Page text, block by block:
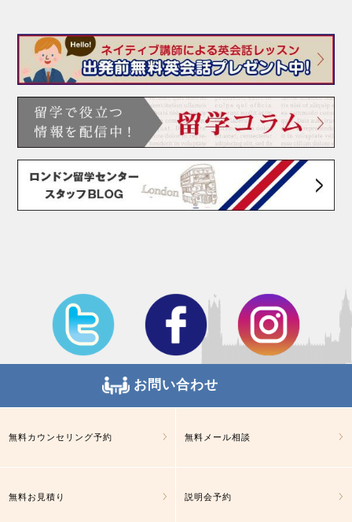
お問い合わせ
無料カウンセリング予約 無料メール相談
無料お見積り 説明会予約